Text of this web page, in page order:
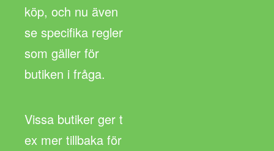
köp, och nu även
se specifika regler
som gäller för
butiken i fråga.
Vissa butiker ger t
ex mer tillbaka för